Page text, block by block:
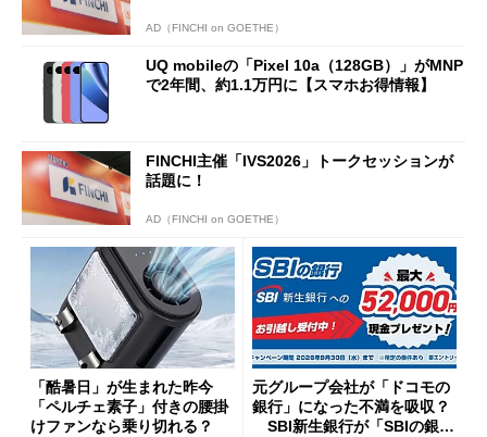
AD（FINCHI on GOETHE）
UQ mobileの「Pixel 10a（128GB）」がMNP
で2年間、約1.1万円に【スマホお得情報】
FINCHI主催「IVS2026」トークセッションが
話題に！
AD（FINCHI on GOETHE）
「酷暑日」が生まれた昨今
「ペルチェ素子」付きの腰掛
けファンなら乗り切れる？
元グループ会社が「ドコモの
銀行」になった不満を吸収？
SBI新生銀行が「SBIの銀